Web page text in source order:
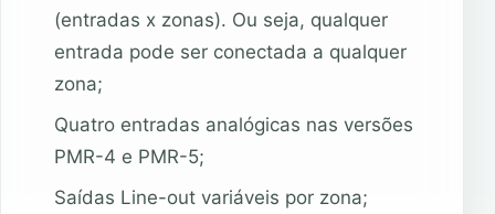
(entradas x zonas). Ou seja, qualquer
entrada pode ser conectada a qualquer
zona;
Quatro entradas analógicas nas versões
PMR-4 e PMR-5;
Saídas Line-out variáveis por zona;